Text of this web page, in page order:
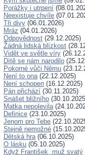
Porážky i utrpení
Neexistuje chvíle
Tři divy (06.01.2026)
Mráz (04.01.2026)
Odpovědnost (29.12.2025)
Žádná lidská blízkost
Vidět ve světle víry
Dítě se nám narodilo
Pokorné vůči Němu
Není to ona(22.12.2025)
Není schopen (16.12.2025)
Pán přichází (30.11.2025)
Snášet bližního
Matka nepolevila
Definice (23.10.2025)
Jenom pro Tebe
Stejně nemožné
Dětská hra(06.10.2025)
O lásku (05.10.2025)
Když František, muž svatý